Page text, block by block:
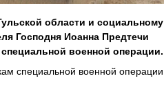
области и социальному
Господня Иоанна Предтечи
военной операции.
специальной военной операции,